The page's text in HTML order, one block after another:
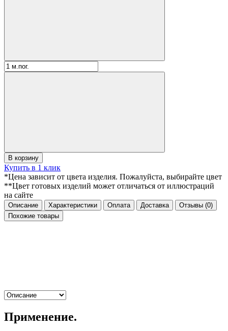
В корзину
Купить в 1 клик
*Цена зависит от цвета изделия. Пожалуйста, выбирайте цвет
**Цвет готовых изделий может отличаться от иллюстраций
на сайте
Описание Характеристики Оплата Доставка Отзывы (0)
Похожие товары
Применение.